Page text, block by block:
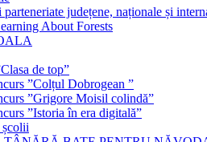
parteneriate județene, naționale și
About Forests
de top”
”Colțul Dobrogean ”
”Grigore Moisil colindă”
”Istoria în era digitală”
școlii